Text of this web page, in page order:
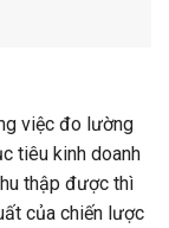
việc đo lường
tiêu kinh doanh
thập được thì
của chiến lược